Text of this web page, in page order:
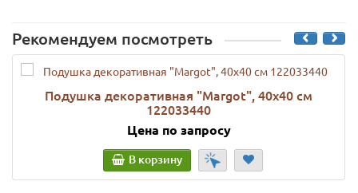
Рекомендуем посмотреть
Подушка декоративная "Margot", 40х40 см
122033440
Цена по запросу
В корзину